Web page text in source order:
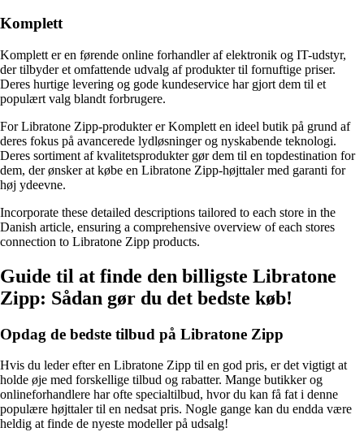
Komplett
Komplett er en førende online forhandler af elektronik og IT-udstyr,
der tilbyder et omfattende udvalg af produkter til fornuftige priser.
Deres hurtige levering og gode kundeservice har gjort dem til et
populært valg blandt forbrugere.
For Libratone Zipp-produkter er Komplett en ideel butik på grund af
deres fokus på avancerede lydløsninger og nyskabende teknologi.
Deres sortiment af kvalitetsprodukter gør dem til en topdestination for
dem, der ønsker at købe en Libratone Zipp-højttaler med garanti for
høj ydeevne.
Incorporate these detailed descriptions tailored to each store in the
Danish article, ensuring a comprehensive overview of each stores
connection to Libratone Zipp products.
Guide til at finde den billigste Libratone
Zipp: Sådan gør du det bedste køb!
Opdag de bedste tilbud på Libratone Zipp
Hvis du leder efter en Libratone Zipp til en god pris, er det vigtigt at
holde øje med forskellige tilbud og rabatter. Mange butikker og
onlineforhandlere har ofte specialtilbud, hvor du kan få fat i denne
populære højttaler til en nedsat pris. Nogle gange kan du endda være
heldig at finde de nyeste modeller på udsalg!